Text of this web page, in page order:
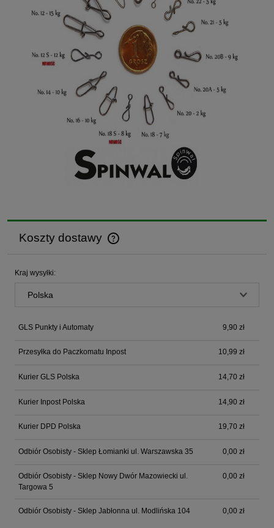
Koszty dostawy
Cena nie zawiera ewentualnych kosztów płatności
Kraj wysyłki:
GLS Punkty i Automaty 9,90 zł
Przesyłka do Paczkomatu Inpost 10,99 zł
Kurier GLS Polska 14,70 zł
Kurier Inpost Polska 14,90 zł
Kurier DPD Polska 19,70 zł
Odbiór Osobisty - Sklep Łomianki ul. Warszawska 35 0,00 zł
Odbiór Osobisty - Sklep Nowy Dwór Mazowiecki ul.
Targowa 5
0,00 zł
Odbiór Osobisty - Sklep Jabłonna ul. Modlińska 104 0,00 zł